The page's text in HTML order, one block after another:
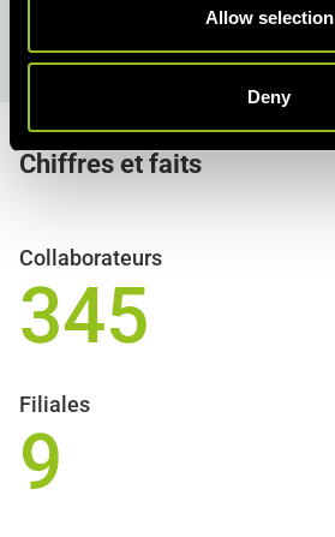
Allow selection
Deny
Next Portal
Chiffres et faits
Collaborateurs
345
Filiales
9